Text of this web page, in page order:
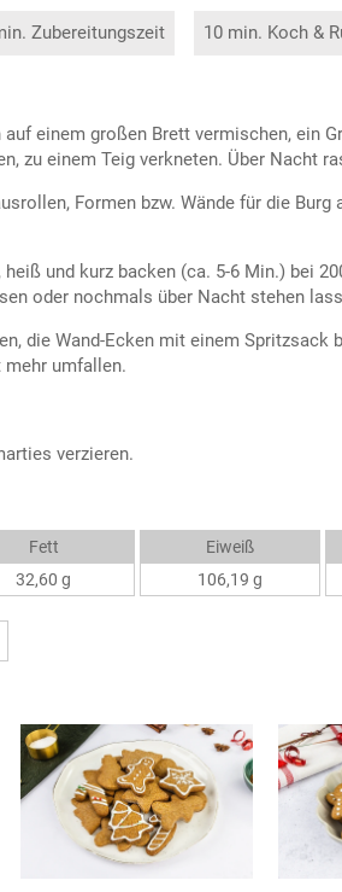
Zubereitungszeit 10 min. Koch &
einem großen Brett vermischen, ein
zu einem Teig verkneten. Über Nacht
Formen bzw. Wände für die Burg
und kurz backen (ca. 5-6 Min.) bei
oder nochmals über Nacht stehen
die Wand-Ecken mit einem Spritzsack
umfallen.
verzieren.
Fett
32,60 g
Eiweiß
106,19 g